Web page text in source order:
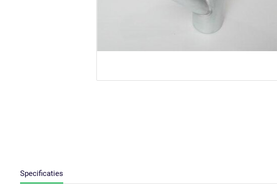
Specificaties